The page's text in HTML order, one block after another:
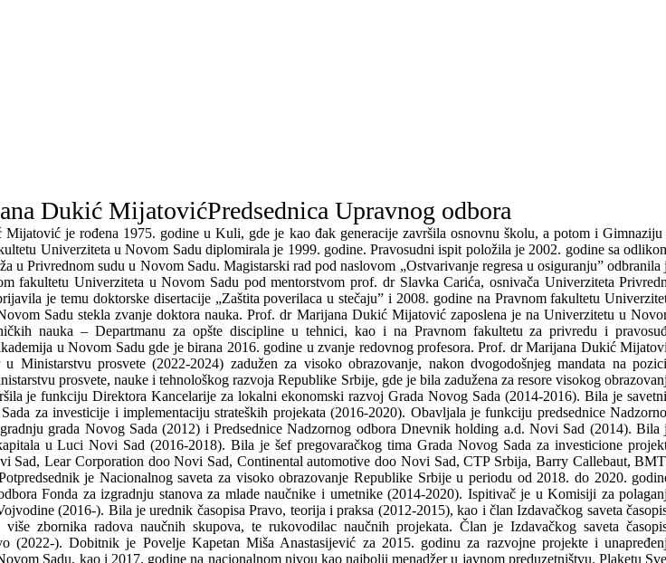
Dukić MijatovićPredsednica Upravnog odbora
je rođena 1975. godine u Kuli, gde je kao đak generacije završila osnovnu školu, a potom i Gimnaziju
Univerziteta u Novom Sadu diplomirala je 1999. godine. Pravosudni ispit položila je 2002. godine sa
u Privrednom sudu u Novom Sadu. Magistarski rad pod naslovom „Ostvarivanje regresa u osiguranju” odbranila
fakultetu Univerziteta u Novom Sadu pod mentorstvom prof. dr Slavka Carića, osnivača Univerziteta
je temu doktorske disertacije „Zaštita poverilaca u stečaju” i 2008. godine na Pravnom fakultetu
Sadu stekla zvanje doktora nauka. Prof. dr Marijana Dukić Mijatović zaposlena je na Univerzitetu u
nauka – Departmanu za opšte discipline u tehnici, kao i na Pravnom fakultetu za privredu i
u Novom Sadu gde je birana 2016. godine u zvanje redovnog profesora. Prof. dr Marijana Dukić
Ministarstvu prosvete (2022-2024) zadužen za visoko obrazovanje, nakon dvogodošnjeg mandata na
prosvete, nauke i tehnološkog razvoja Republike Srbije, gde je bila zadužena za resore visokog
je funkciju Direktora Kancelarije za lokalni ekonomski razvoj Grada Novog Sada (2014-2016). Bila je
za investicije i implementaciju strateških projekata (2016-2020). Obavljala je funkciju predsednice
grada Novog Sada (2012) i Predsednice Nadzornog odbora Dnevnik holding a.d. Novi Sad (2014). Bila
u Luci Novi Sad (2016-2018). Bila je šef pregovaračkog tima Grada Novog Sada za investicione
Sad, Lear Corporation doo Novi Sad, Continental automotive doo Novi Sad, CTP Srbija, Barry Callebaut,
je Nacionalnog saveta za visoko obrazovanje Republike Srbije u periodu od 2018. do 2020.
Fonda za izgradnju stanova za mlade naučnike i umetnike (2014-2020). Ispitivač je u Komisiji za
(2016-). Bila je urednik časopisa Pravo, teorija i praksa (2012-2015), kao i član Izdavačkog saveta
zbornika radova naučnih skupova, te rukovodilac naučnih projekata. Član je Izdavačkog saveta
(2022-). Dobitnik je Povelje Kapetan Miša Anastasijević za 2015. godinu za razvojne projekte i
Sadu, kao i 2017. godine na nacionalnom nivou kao najbolji menadžer u javnom preduzetništvu. Plaketu